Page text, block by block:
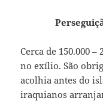
Cerca de 150.000
no exílio. São
acolhia antes do
iraquianos